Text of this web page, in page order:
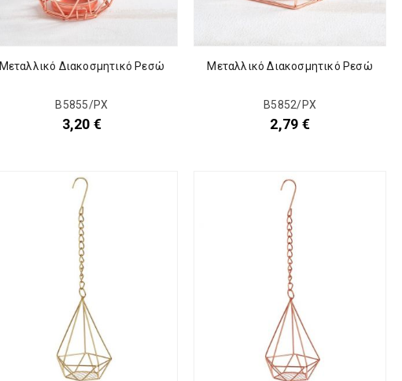
Μεταλλικό Διακοσμητικό Ρεσώ
Β5855/ΡΧ
3,20 €
Μεταλλικό Διακοσμητικό Ρεσώ
Β5852/ΡΧ
2,79 €